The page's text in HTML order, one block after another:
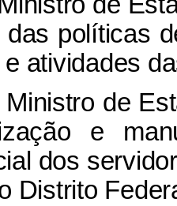
políticas
atividades
de
e
dos
Distrito